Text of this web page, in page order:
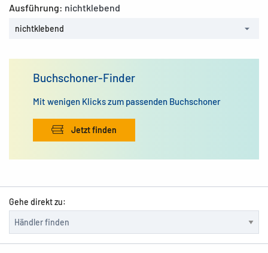
Ausführung: nichtklebend
nichtklebend
Buchschoner-Finder
Mit wenigen Klicks zum passenden Buchschoner
Jetzt finden
Gehe direkt zu: